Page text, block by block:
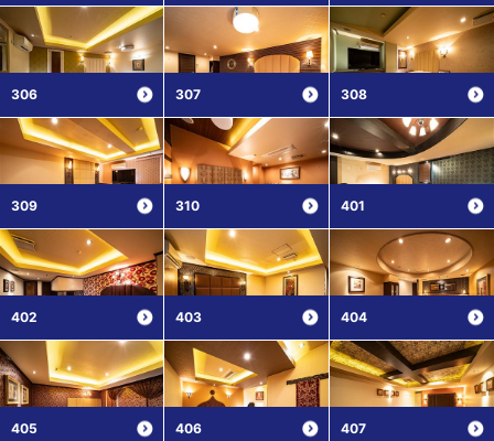
306 307 308
309 310 401
402 403 404
405 406 407